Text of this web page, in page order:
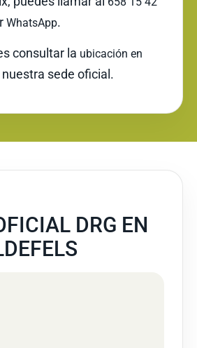
WhatsApp.
consultar la ubicación en
sede oficial.
DRG EN